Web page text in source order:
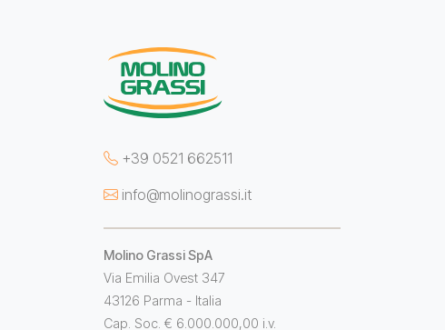
+39 0521 662511
info@molinograssi.it
Molino Grassi SpA
Via Emilia Ovest 347
43126 Parma - Italia
Cap. Soc. € 6.000.000,00 i.v.